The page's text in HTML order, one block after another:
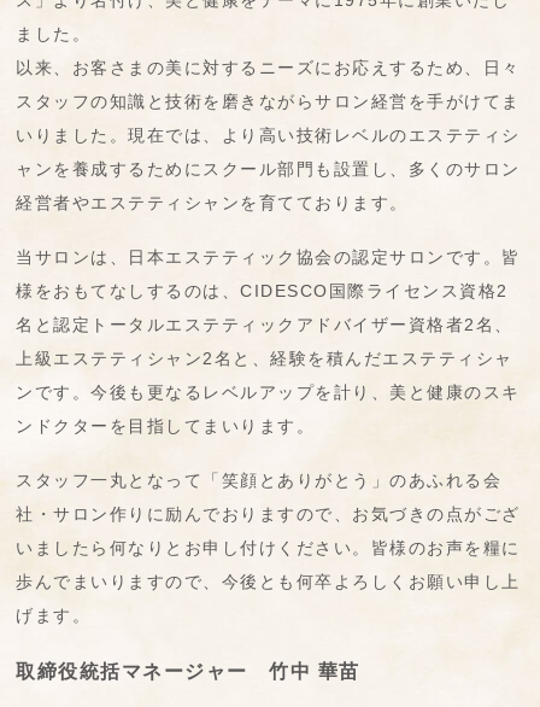
ました。
以来、お客さまの美に対するニーズにお応えするため、日々
スタッフの知識と技術を磨きながらサロン経営を手がけてま
いりました。現在では、より高い技術レベルのエステティシ
ャンを養成するためにスクール部門も設置し、多くのサロン
経営者やエステティシャンを育てております。
当サロンは、日本エステティック協会の認定サロンです。皆
様をおもてなしするのは、CIDESCO国際ライセンス資格2
名と認定トータルエステティックアドバイザー資格者2名、
上級エステティシャン2名と、経験を積んだエステティシャ
ンです。今後も更なるレベルアップを計り、美と健康のスキ
ンドクターを目指してまいります。
スタッフ一丸となって「笑顔とありがとう」のあふれる会
社・サロン作りに励んでおりますので、お気づきの点がござ
いましたら何なりとお申し付けください。皆様のお声を糧に
歩んでまいりますので、今後とも何卒よろしくお願い申し上
げます。
取締役統括マネージャー 竹中 華苗